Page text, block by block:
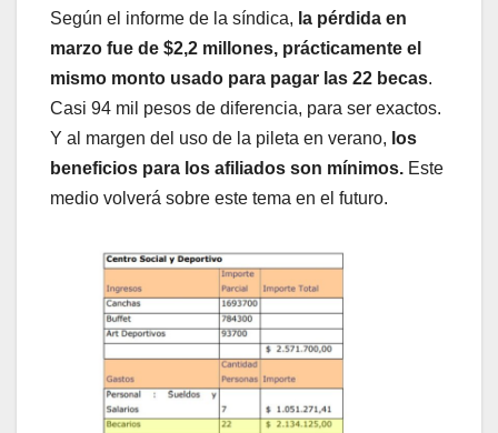
Según el informe de la síndica, la pérdida en
marzo fue de $2,2 millones, prácticamente el
mismo monto usado para pagar las 22 becas.
Casi 94 mil pesos de diferencia, para ser exactos.
Y al margen del uso de la pileta en verano, los
beneficios para los afiliados son mínimos. Este
medio volverá sobre este tema en el futuro.